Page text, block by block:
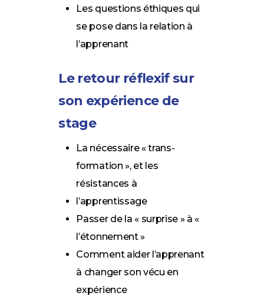
Les questions éthiques qui
se pose dans la relation à
l’apprenant
Le retour réflexif sur
son expérience de
stage
La nécessaire « trans-
formation », et les
résistances à
l’apprentissage
Passer de la « surprise » à «
l’étonnement »
Comment aider l’apprenant
à changer son vécu en
expérience